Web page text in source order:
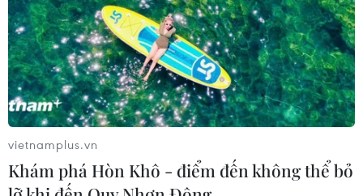
Sri Lanka tăng cường ngăn chặn
trang web cá cược trực tuyến
07/08/2026 11:39
Indonesia nỗ lực khống chế cháy
rừng tại Vườn Quốc gia Núi Bromo
vietnamplus.vn
Khám phá Hòn Khô - điểm đến không thể bỏ